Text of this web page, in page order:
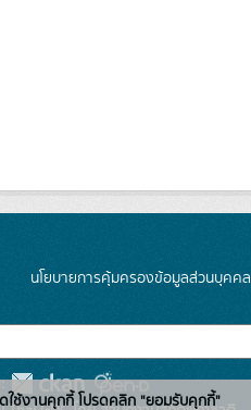
นโยบายการคุ้มครองข้อมูลส่วนบุคคล
ใช้งานคุกกี้ โปรดคลิก "ยอมรับคุกกี้"